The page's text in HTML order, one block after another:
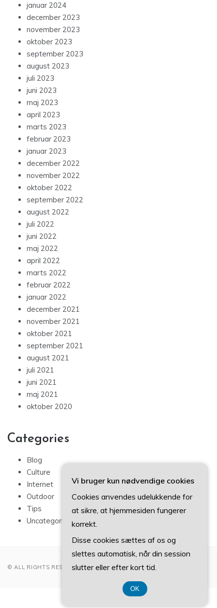
januar 2024
december 2023
november 2023
oktober 2023
september 2023
august 2023
juli 2023
juni 2023
maj 2023
april 2023
marts 2023
februar 2023
januar 2023
december 2022
november 2022
oktober 2022
september 2022
august 2022
juli 2022
juni 2022
maj 2022
april 2022
marts 2022
februar 2022
januar 2022
december 2021
november 2021
oktober 2021
september 2021
august 2021
juli 2021
juni 2021
maj 2021
oktober 2020
Categories
Blog
Culture
Internet
Outdoor
Tips
Uncategorized
© ALL RIGHTS RESERVED 2022
Vi bruger kun nødvendige cookies
Cookies anvendes udelukkende for
at sikre, at hjemmesiden fungerer
korrekt.
Disse cookies sættes af os og
slettes automatisk, når din session
slutter eller efter kort tid.
OK